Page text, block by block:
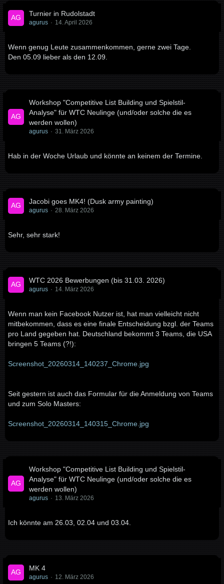
Turnier in Rudolstadt
agurus 14. April 2026
Wenn genug Leute zusammenkommen, gerne zwei Tage.
Den 05.09 lieber als den 12.09.
Workshop "Competitive List Building und Spielstil-
Analyse" für WTC Neulinge (und/oder solche die es
werden wollen)
agurus 31. März 2026
Hab in der Woche Urlaub und könnte an keinem der Termine.
Jacobi goes MK4! (Dusk army painting)
agurus 28. März 2026
Sehr, sehr stark!
WTC 2026 Bewerbungen (bis 31.03. 2026)
agurus 14. März 2026
Wenn man kein Facebook Nutzer ist, hat man vielleicht nicht
mitbekommen, dass es eine finale Entscheidung bzgl. der Teams
pro Land gegeben hat. Deutschland bekommt 3 Teams, die USA
bringen 5 Teams (?!):
Screenshot_20260314_140237_Chrome.jpg
Seit gestern ist auch das Formular für die Anmeldung von Teams
und zum Solo Masters:
Screenshot_20260314_140315_Chrome.jpg
Workshop "Competitive List Building und Spielstil-
Analyse" für WTC Neulinge (und/oder solche die es
werden wollen)
agurus 13. März 2026
Ich könnte am 26.03, 02.04 und 03.04.
MK 4
agurus 12. März 2026